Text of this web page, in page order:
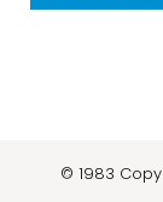
© 1983